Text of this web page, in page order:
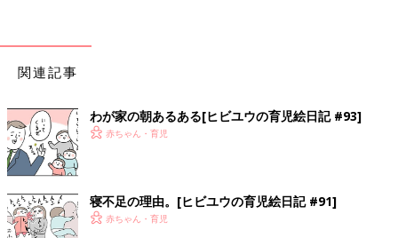
関連記事
わが家の朝あるある[ヒビユウの育児絵日記 #93]
赤ちゃん・育児
寝不足の理由。[ヒビユウの育児絵日記 #91]
赤ちゃん・育児